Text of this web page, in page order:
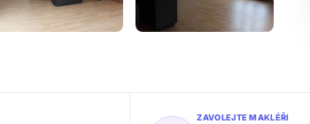
ZAVOLEJTE MAKLÉŘI